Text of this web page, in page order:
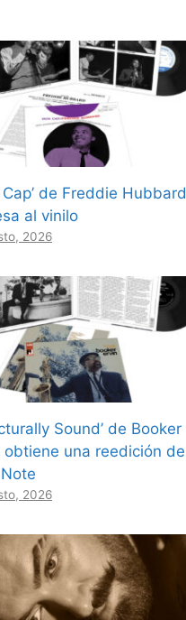
Cap’ de Freddie Hubbard
al vinilo
2026
Sound’ de Booker
obtiene una reedición de
2026